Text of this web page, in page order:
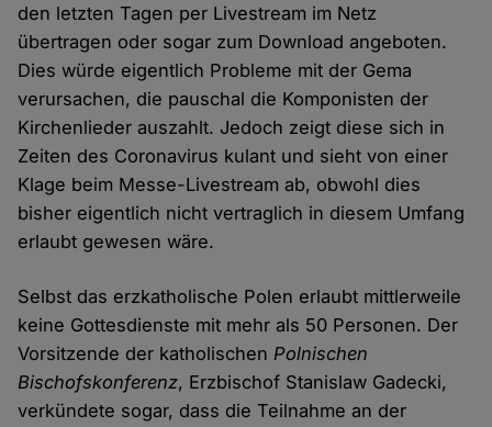
den letzten Tagen per Livestream im Netz
übertragen oder sogar zum Download angeboten.
Dies würde eigentlich Probleme mit der Gema
verursachen, die pauschal die Komponisten der
Kirchenlieder auszahlt. Jedoch zeigt diese sich in
Zeiten des Coronavirus kulant und sieht von einer
Klage beim Messe-Livestream ab, obwohl dies
bisher eigentlich nicht vertraglich in diesem Umfang
erlaubt gewesen wäre.
Selbst das erzkatholische Polen erlaubt mittlerweile
keine Gottesdienste mit mehr als 50 Personen. Der
Vorsitzende der katholischenPolnischen
Bischofskonferenz, Erzbischof Stanislaw Gadecki,
verkündete sogar, dass die Teilnahme an der